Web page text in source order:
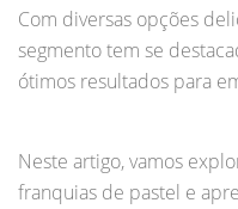
Com diversas opções
segmento tem se
ótimos resultados para
Neste artigo, vamos
franquias de pastel e